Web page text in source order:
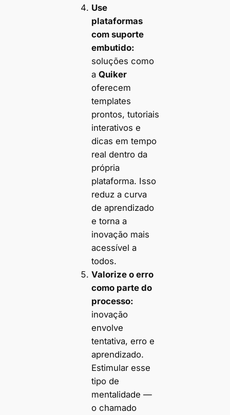
Use
plataformas
com suporte
embutido:
soluções como
a Quiker
oferecem
templates
prontos, tutoriais
interativos e
dicas em tempo
real dentro da
própria
plataforma. Isso
reduz a curva
de aprendizado
e torna a
inovação mais
acessível a
todos.
Valorize o erro
como parte do
processo:
inovação
envolve
tentativa, erro e
aprendizado.
Estimular esse
tipo de
mentalidade —
o chamado